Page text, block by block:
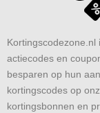
Kortingscodezone.nl
actiecodes en
besparen op hun
kortingscodes op
kortingsbonnen en